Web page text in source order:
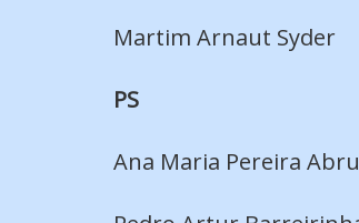
Martim Arnaut Syder
PS
Ana Maria Pereira